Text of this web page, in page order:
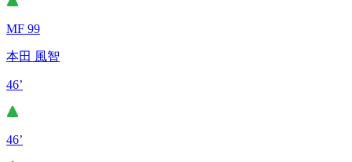
MF 99
本田 風智
46’
46’